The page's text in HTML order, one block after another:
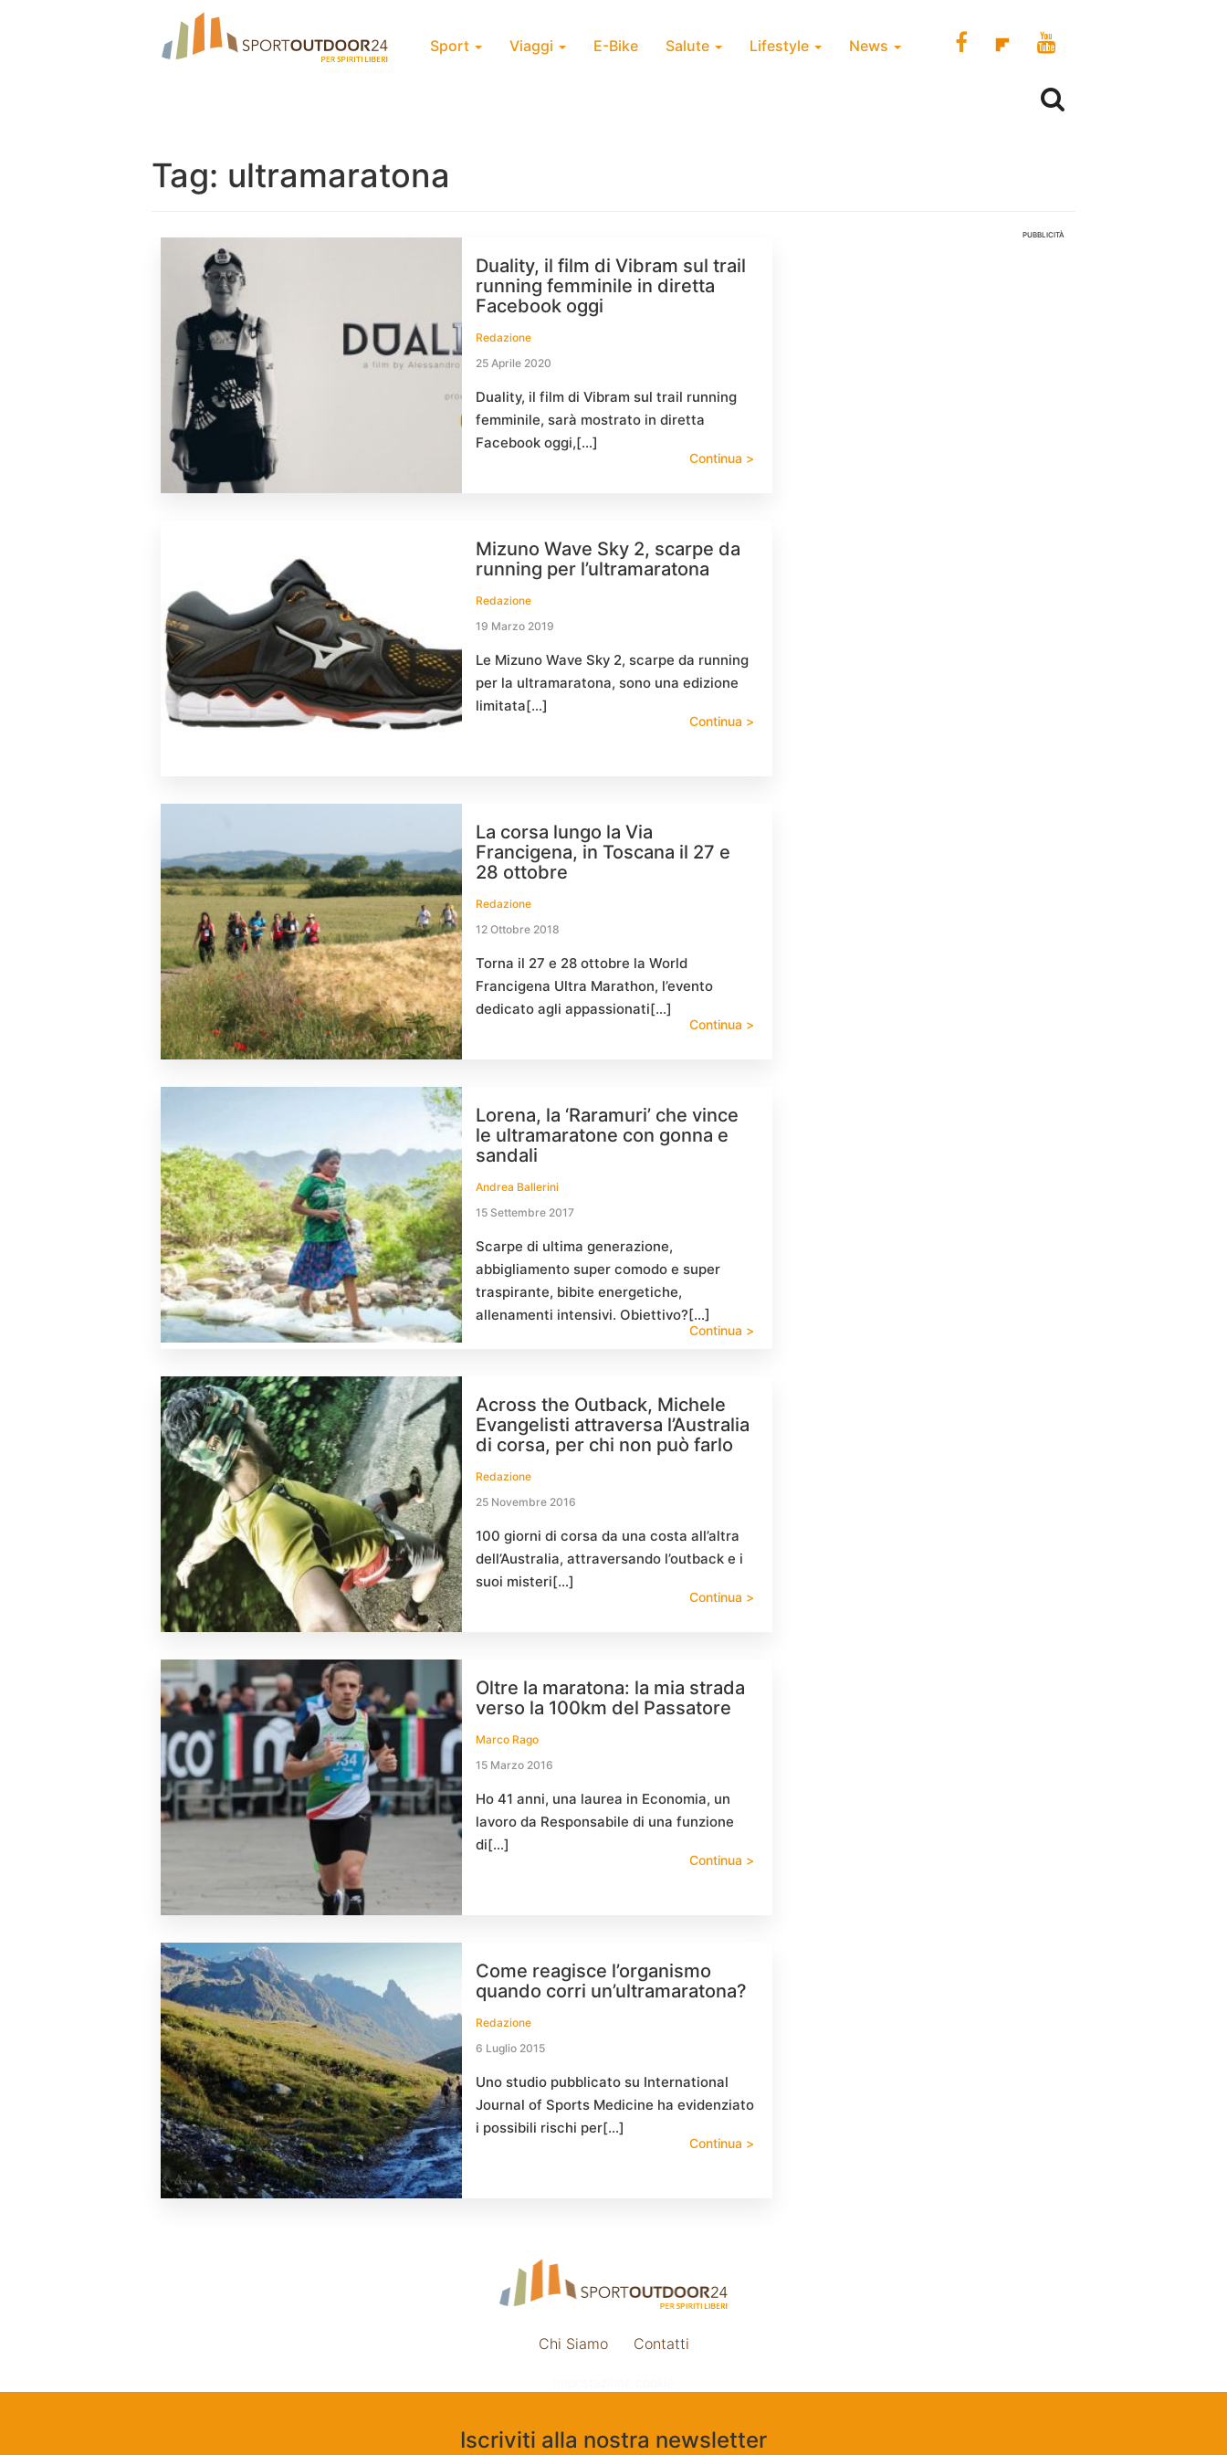
Sport Viaggi E-Bike Salute Lifestyle News
Tag: ultramaratona
Duality, il film di Vibram sul trail
running femminile in diretta
Facebook oggi
Redazione
25 Aprile 2020
Duality, il film di Vibram sul trail running
femminile, sarà mostrato in diretta
Facebook oggi,[…]
Continua >
Mizuno Wave Sky 2, scarpe da
running per l’ultramaratona
Redazione
19 Marzo 2019
Le Mizuno Wave Sky 2, scarpe da running
per la ultramaratona, sono una edizione
limitata[…]
Continua >
La corsa lungo la Via
Francigena, in Toscana il 27 e
28 ottobre
Redazione
12 Ottobre 2018
Torna il 27 e 28 ottobre la World
Francigena Ultra Marathon, l’evento
dedicato agli appassionati[…]
Continua >
Lorena, la ‘Raramuri’ che vince
le ultramaratone con gonna e
sandali
Andrea Ballerini
15 Settembre 2017
Scarpe di ultima generazione,
abbigliamento super comodo e super
traspirante, bibite energetiche,
allenamenti intensivi. Obiettivo?[…]
Continua >
Across the Outback, Michele
Evangelisti attraversa l’Australia
di corsa, per chi non può farlo
Redazione
25 Novembre 2016
100 giorni di corsa da una costa all’altra
dell’Australia, attraversando l’outback e i
suoi misteri[…]
Continua >
Oltre la maratona: la mia strada
verso la 100km del Passatore
Marco Rago
15 Marzo 2016
Ho 41 anni, una laurea in Economia, un
lavoro da Responsabile di una funzione
di[…]
Continua >
Come reagisce l’organismo
quando corri un’ultramaratona?
Redazione
6 Luglio 2015
Uno studio pubblicato su International
Journal of Sports Medicine ha evidenziato
i possibili rischi per[…]
Continua >
PUBBLICITÀ
Chi Siamo Contatti
Iscriviti alla nostra newsletter